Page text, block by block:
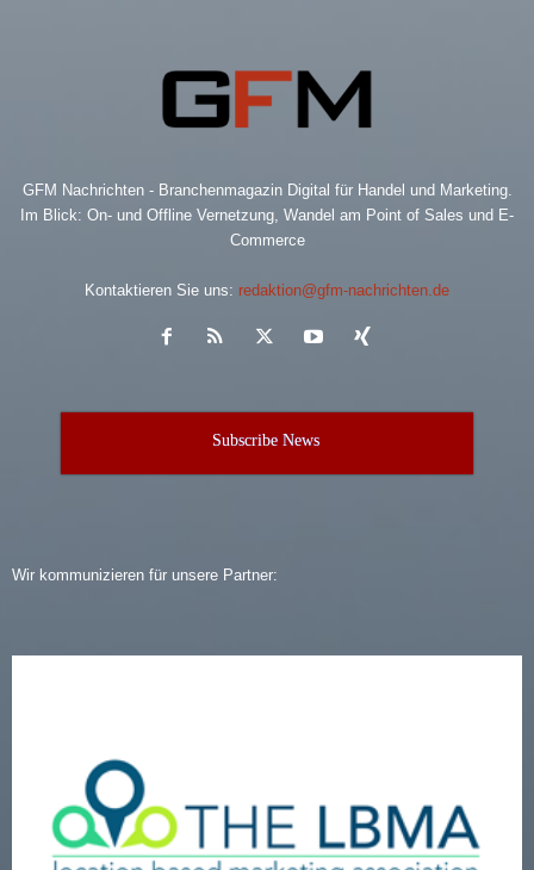
GFM Nachrichten - Branchenmagazin Digital für Handel und Marketing.
Im Blick: On- und Offline Vernetzung, Wandel am Point of Sales und E-
Commerce
Kontaktieren Sie uns: redaktion@gfm-nachrichten.de
Subscribe News
Wir kommunizieren für unsere Partner: